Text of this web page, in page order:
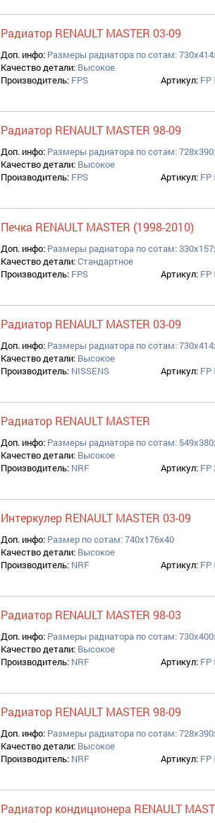
Радиатор RENAULT MASTER 03-09
Доп. инфо: Размеры радиатора по сотам:
Качество детали: Высокое
Производитель: FPS Артикул: FP
Радиатор RENAULT MASTER 98-09
Доп. инфо: Размеры радиатора по сотам:
Качество детали: Высокое
Производитель: FPS Артикул: FP
Печка RENAULT MASTER (1998-2010)
Доп. инфо: Размеры радиатора по сотам:
Качество детали:Стандартное
Производитель: FPS Артикул: FP
Радиатор RENAULT MASTER 03-09
Доп. инфо: Размеры радиатора по сотам:
Качество детали: Высокое
Производитель: NISSENS Артикул: FP
Радиатор RENAULT MASTER
Доп. инфо: Размеры радиатора по сотам:
Качество детали: Высокое
Производитель: NRF Артикул: FP
Интеркулер RENAULT MASTER 03-09
Доп. инфо: Размер по сотам: 740x176x40
Качество детали: Высокое
Производитель: NRF Артикул: FP
Радиатор RENAULT MASTER 98-03
Доп. инфо: Размеры радиатора по сотам:
Качество детали: Высокое
Производитель: NRF Артикул: FP
Радиатор RENAULT MASTER 98-09
Доп. инфо: Размеры радиатора по сотам:
Качество детали: Высокое
Производитель: NRF Артикул: FP
Радиатор кондиционера RENAULT